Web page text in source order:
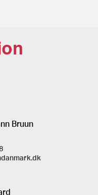
2.pdf
3.pdf
5.pdf
2020.pdf
Bruun